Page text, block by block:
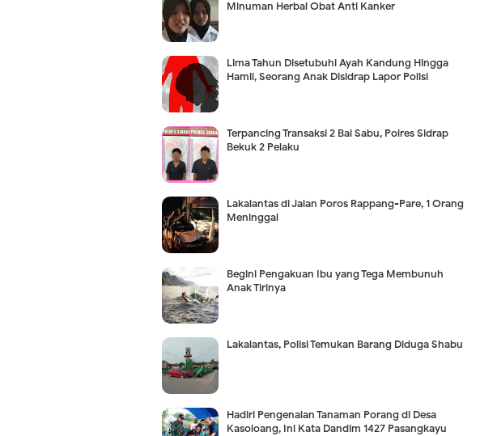
Minuman Herbal Obat Anti Kanker
Lima Tahun Disetubuhi Ayah Kandung Hingga
Hamil, Seorang Anak Disidrap Lapor Polisi
Terpancing Transaksi 2 Bal Sabu, Polres Sidrap
Bekuk 2 Pelaku
Lakalantas di Jalan Poros Rappang-Pare, 1 Orang
Meninggal
Begini Pengakuan Ibu yang Tega Membunuh
Anak Tirinya
Lakalantas, Polisi Temukan Barang Diduga Shabu
Hadiri Pengenalan Tanaman Porang di Desa
Kasoloang, Ini Kata Dandim 1427 Pasangkayu